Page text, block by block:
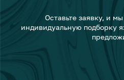
Оставьте заявку, и
индивидуальную подборку